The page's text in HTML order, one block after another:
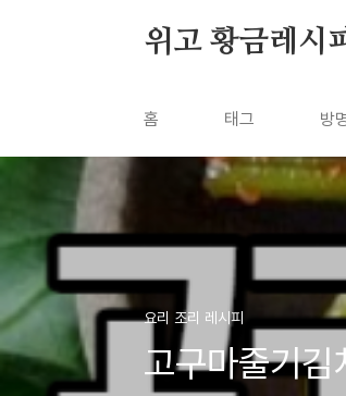
위고 황금레시
홈 태그 방
요리 조리 레시피
고구마줄기